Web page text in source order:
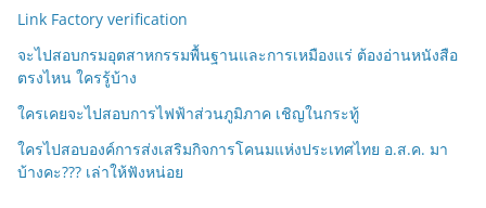
Link Factory verification
จะไปสอบกรมอุตสาหกรรมพื้นฐานและการเหมืองแร่ ต้องอ่านหนังสือ
ตรงไหน ใครรู้บ้าง
ใครเคยจะไปสอบการไฟฟ้าส่วนภูมิภาค เชิญในกระทู้
ใครไปสอบองค์การส่งเสริมกิจการโคนมแห่งประเทศไทย อ.ส.ค. มา
บ้างคะ??? เล่าให้ฟังหน่อย